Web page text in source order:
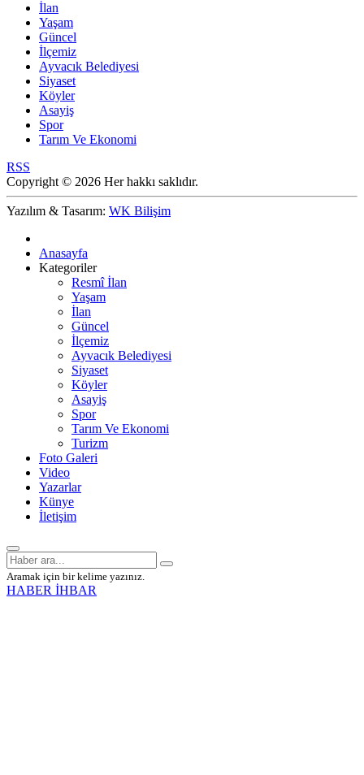
İlan
Yaşam
Güncel
İlçemiz
Ayvacık Belediyesi
Siyaset
Köyler
Asayiş
Spor
Tarım Ve Ekonomi
RSS
Copyright © 2026 Her hakkı saklıdır.
Yazılım & Tasarım: WK Bilişim
Anasayfa
Kategoriler
Resmî İlan
Yaşam
İlan
Güncel
İlçemiz
Ayvacık Belediyesi
Siyaset
Köyler
Asayiş
Spor
Tarım Ve Ekonomi
Turizm
Foto Galeri
Video
Yazarlar
Künye
İletişim
Aramak için bir kelime yazınız.
HABER İHBAR